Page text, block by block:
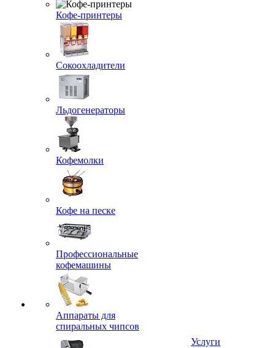
Кофе-принтеры
Сокоохладители
Льдогенераторы
Кофемолки
Кофе на песке
Профессиональные
кофемашины
Аппараты для
спиральных чипсов
Услуги